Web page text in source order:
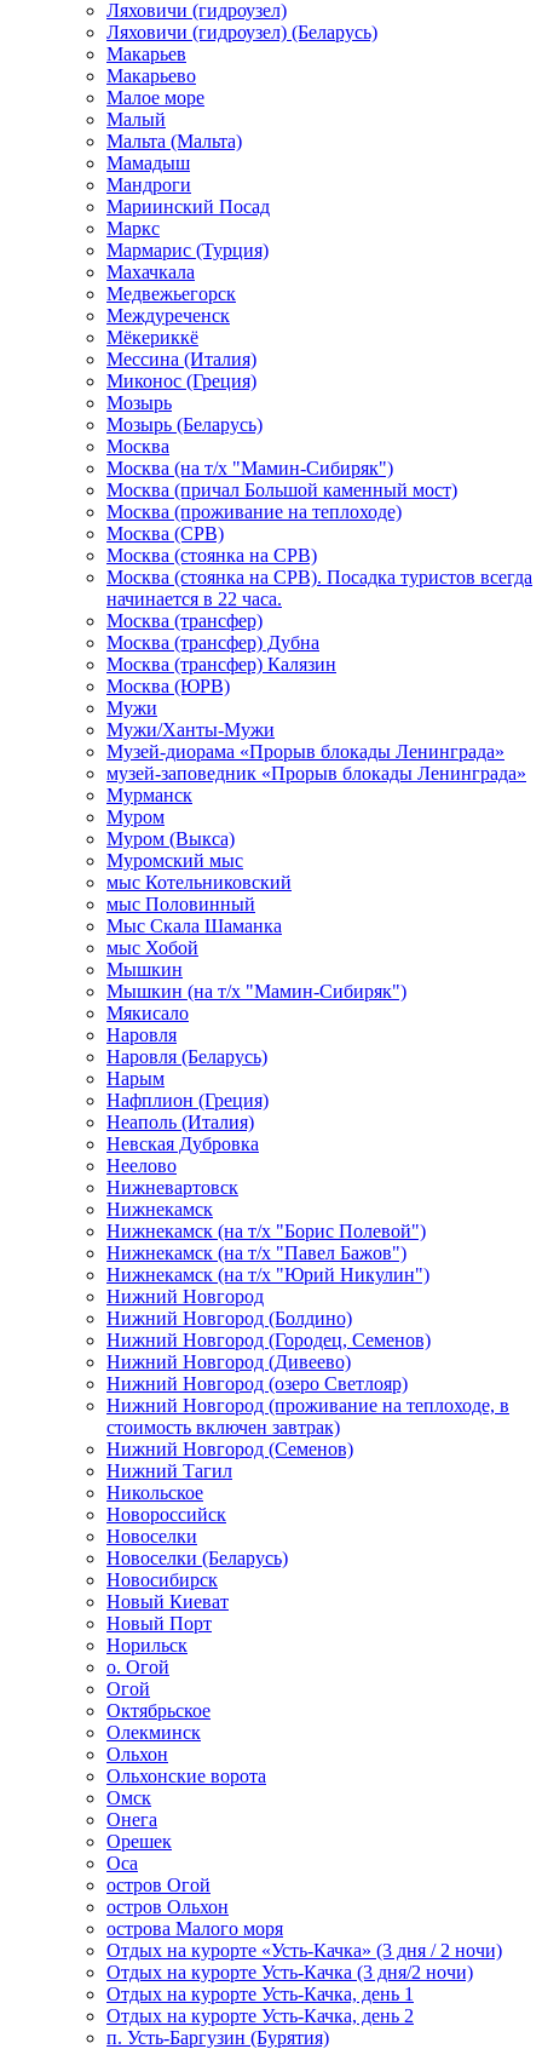
Ляховичи (гидроузел)
Ляховичи (гидроузел) (Беларусь)
Макарьев
Макарьево
Малое море
Малый
Мальта (Мальта)
Мамадыш
Мандроги
Мариинский Посад
Маркс
Мармарис (Турция)
Махачкала
Медвежьегорск
Междуреченск
Мёкериккё
Мессина (Италия)
Миконос (Греция)
Мозырь
Мозырь (Беларусь)
Москва
Москва (на т/х "Мамин-Сибиряк")
Москва (причал Большой каменный мост)
Москва (проживание на теплоходе)
Москва (СРВ)
Москва (стоянка на СРВ)
Москва (стоянка на СРВ). Посадка туристов всегда
начинается в 22 часа.
Москва (трансфер)
Москва (трансфер) Дубна
Москва (трансфер) Калязин
Москва (ЮРВ)
Мужи
Мужи/Ханты-Мужи
Музей-диорама «Прорыв блокады Ленинграда»
музей-заповедник «Прорыв блокады Ленинграда»
Мурманск
Муром
Муром (Выкса)
Муромский мыс
мыс Котельниковский
мыс Половинный
Мыс Скала Шаманка
мыс Хобой
Мышкин
Мышкин (на т/х "Мамин-Сибиряк")
Мякисало
Наровля
Наровля (Беларусь)
Нарым
Нафплион (Греция)
Неаполь (Италия)
Невская Дубровка
Неелово
Нижневартовск
Нижнекамск
Нижнекамск (на т/х "Борис Полевой")
Нижнекамск (на т/х "Павел Бажов")
Нижнекамск (на т/х "Юрий Никулин")
Нижний Новгород
Нижний Новгород (Болдино)
Нижний Новгород (Городец, Семенов)
Нижний Новгород (Дивеево)
Нижний Новгород (озеро Светлояр)
Нижний Новгород (проживание на теплоходе, в
стоимость включен завтрак)
Нижний Новгород (Семенов)
Нижний Тагил
Никольское
Новороссийск
Новоселки
Новоселки (Беларусь)
Новосибирск
Новый Киеват
Новый Порт
Норильск
о. Огой
Огой
Октябрьское
Олекминск
Ольхон
Ольхонские ворота
Омск
Онега
Орешек
Оса
остров Огой
остров Ольхон
острова Малого моря
Отдых на курорте «Усть-Качка» (3 дня / 2 ночи)
Отдых на курорте Усть-Качка (3 дня/2 ночи)
Отдых на курорте Усть-Качка, день 1
Отдых на курорте Усть-Качка, день 2
п. Усть-Баргузин (Бурятия)